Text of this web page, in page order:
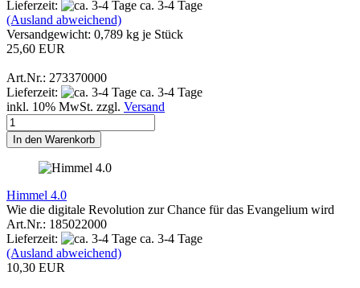
Lieferzeit:
ca. 3-4 Tage
(Ausland abweichend)
Versandgewicht: 0,789 kg je Stück
25,60 EUR
Art.Nr.: 273370000
Lieferzeit:
ca. 3-4 Tage
inkl. 10% MwSt. zzgl. Versand
In den Warenkorb
Himmel 4.0
Wie die digitale Revolution zur Chance für das Evangelium wird
Art.Nr.: 185022000
Lieferzeit:
ca. 3-4 Tage
(Ausland abweichend)
10,30 EUR